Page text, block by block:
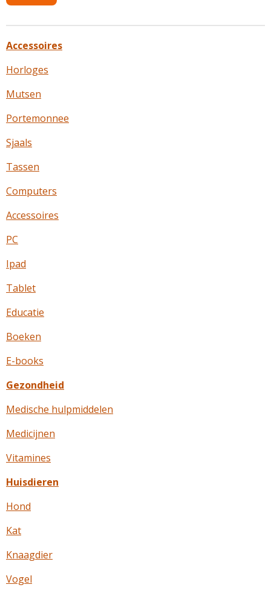
Accessoires
Horloges
Mutsen
Portemonnee
Sjaals
Tassen
Computers
Accessoires
PC
Ipad
Tablet
Educatie
Boeken
E-books
Gezondheid
Medische hulpmiddelen
Medicijnen
Vitamines
Huisdieren
Hond
Kat
Knaagdier
Vogel